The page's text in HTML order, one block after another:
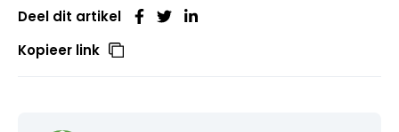
Deel dit artikel
Kopieer link